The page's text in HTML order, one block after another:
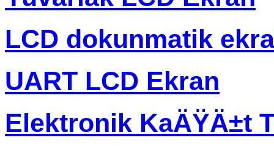
LCD dokunmatik
UART LCD Ekran
Elektronik KaÄŸÄ±t